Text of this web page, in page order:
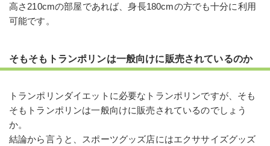
高さ210cmの部屋であれば、身長180cmの方でも十分に利用
可能です。
そもそもトランポリンは一般向けに販売されているのか
トランポリンダイエットに必要なトランポリンですが、そも
そもトランポリンは一般向けに販売されているのでしょう
か。
結論から言うと、スポーツグッズ店にはエクササイズグッズ